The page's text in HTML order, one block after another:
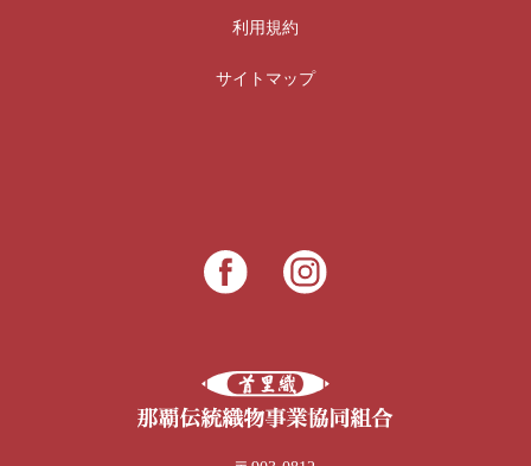
利用規約
サイトマップ